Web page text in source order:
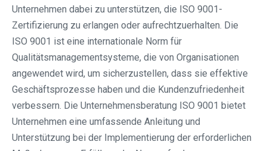
Unternehmen dabei zu unterstützen, die ISO 9001-
Zertifizierung zu erlangen oder aufrechtzuerhalten. Die
ISO 9001 ist eine internationale Norm für
Qualitätsmanagementsysteme, die von Organisationen
angewendet wird, um sicherzustellen, dass sie effektive
Geschäftsprozesse haben und die Kundenzufriedenheit
verbessern. Die Unternehmensberatung ISO 9001 bietet
Unternehmen eine umfassende Anleitung und
Unterstützung bei der Implementierung der erforderlichen